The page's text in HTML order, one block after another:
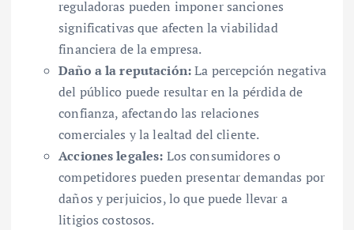
reguladoras pueden imponer sanciones
significativas que afecten la viabilidad
financiera de la empresa.
Daño a la reputación:La percepción negativa
del público puede resultar en la pérdida de
confianza, afectando las relaciones
comerciales y la lealtad del cliente.
Acciones legales: Los consumidores o
competidores pueden presentar demandas por
daños y perjuicios, lo que puede llevar a
litigios costosos.